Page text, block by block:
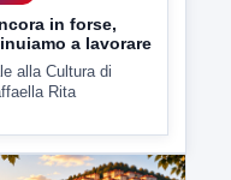
in forse,
a lavorare
alla Cultura di
Rita